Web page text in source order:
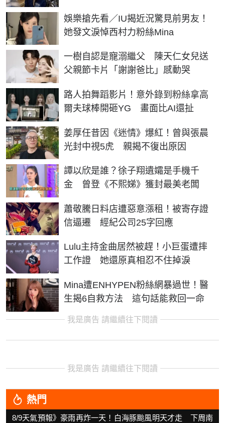
娛樂搶先看／IU揭近況驚見前男友！
她發文淚悼西村力粉絲Mina
一樹自認是寵溺繼父 陳天仁女兒送
父親節卡片「謝謝爸比」感動哭
路人拍舞蹈影片！意外錄到粉絲拿高
爾夫球棒開砸YG 畫面比AI還扯
姜厚任昔因《迷情》爆紅！曾與張晨
光封中視5虎 親揭不復出原因
譚以欣是誰？徐子翔遺孀是手機千
金 曾登《不熙娣》獲封最美老闆
蕭敬騰日料店遭惡意漲租！被寄存證
信逼遷 經紀公司25字回應
Lulu主持金曲居然被趕！小巨蛋遭摔
工作證 她還原真相忍不住掉淚
Mina遭ENHYPEN粉絲網暴過世！醫
生揭6自救方法 這句話能救回一命
我是廣告 請繼續往下閱讀
我是廣告 請繼續往下閱讀
熱門
8/9天氣預報》豪雨再炸一天！白海豚颱風明天才走 下周南